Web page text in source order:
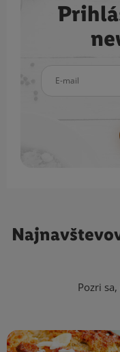
Pozri